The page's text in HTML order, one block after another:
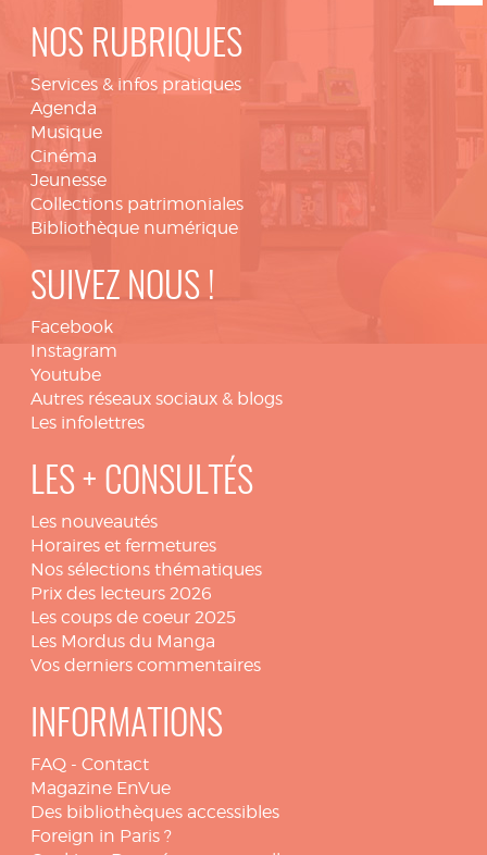
NOS RUBRIQUES
Services & infos pratiques
Agenda
Musique
Cinéma
Jeunesse
Collections patrimoniales
Bibliothèque numérique
SUIVEZ NOUS !
Facebook
Instagram
Youtube
Autres réseaux sociaux & blogs
Les infolettres
LES + CONSULTÉS
Les nouveautés
Horaires et fermetures
Nos sélections thématiques
Prix des lecteurs 2026
Les coups de coeur 2025
Les Mordus du Manga
Vos derniers commentaires
INFORMATIONS
FAQ - Contact
Magazine EnVue
Des bibliothèques accessibles
Foreign in Paris ?